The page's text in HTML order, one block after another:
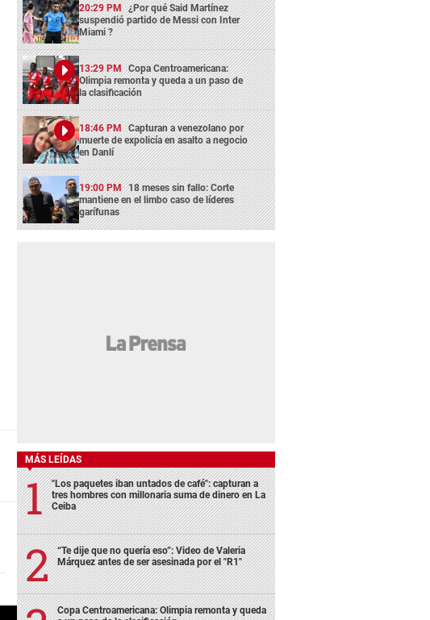
20:29 PM ¿Por qué Said Martínez
suspendió partido de Messi con Inter
Miami ?
13:29 PM Copa Centroamericana:
Olimpia remonta y queda a un paso de
la clasificación
18:46 PM Capturan a venezolano por
muerte de expolicía en asalto a negocio
en Danlí
19:00 PM 18 meses sin fallo: Corte
mantiene en el limbo caso de líderes
garífunas
MÁS LEÍDAS
"Los paquetes iban untados de café": capturan a
tres hombres con millonaria suma de dinero en La
Ceiba
“Te dije que no quería eso”: Video de Valeria
Márquez antes de ser asesinada por el "R1"
Copa Centroamericana: Olimpia remonta y queda